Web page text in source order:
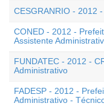
CESGRANRIO - 2012
CONED - 2012 -
Assistente
FUNDATEC - 2012 -
Administrativo
FADESP - 2012 -
Administrativo -